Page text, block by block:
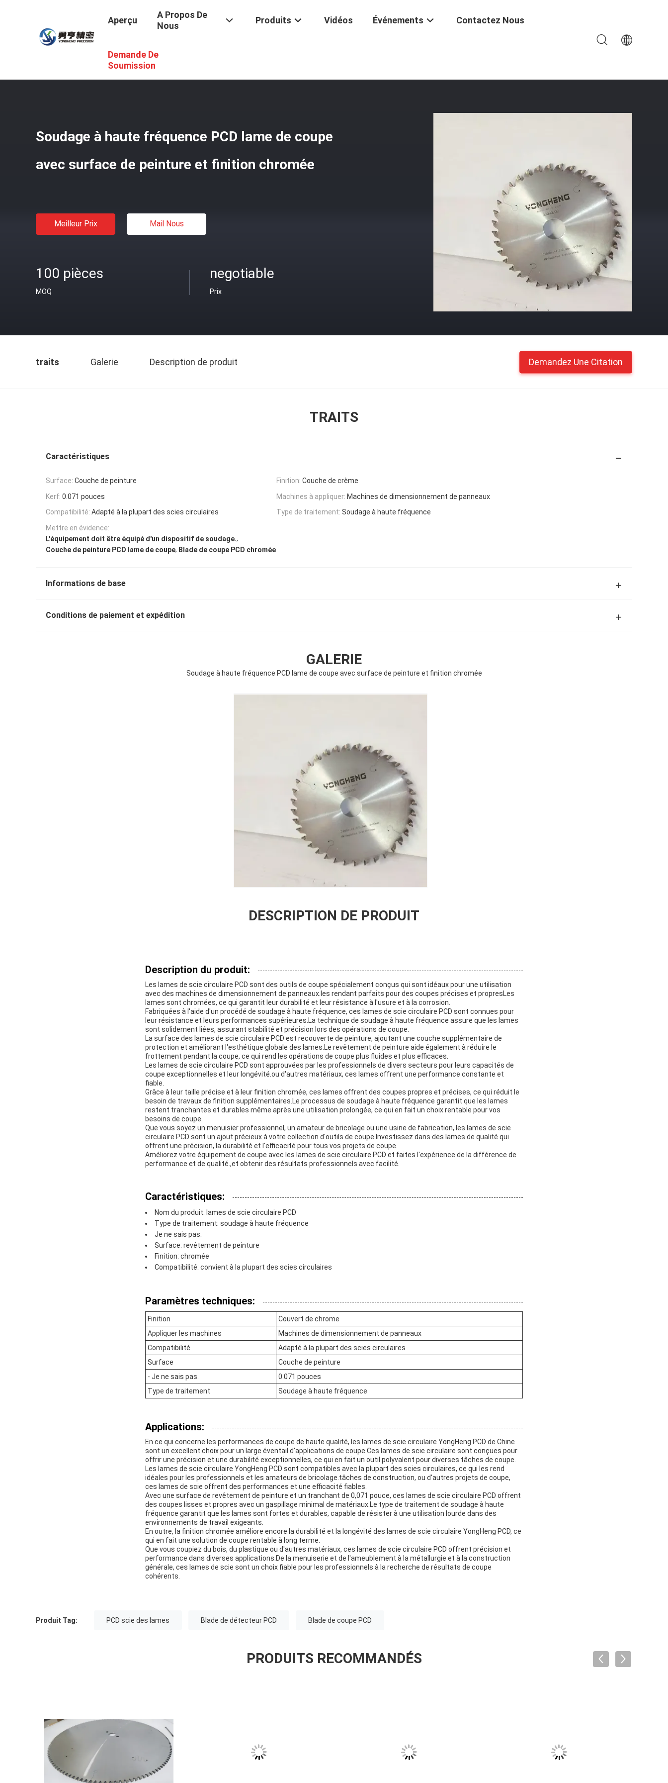
Aperçu
A Propos De
Nous
Produits Vidéos Événements Contactez Nous
Demande De
Soumission
Blades De Scie Circulaire PCD
Soudage à haute fréquence PCD lame de coupe
avec surface de peinture et finition chromée
Meilleur Prix Mail Nous
100 pièces
MOQ
negotiable
Prix
traits Galerie Description de produit Demandez Une Citation
TRAITS
Caractéristiques
Surface: Couche de peinture Finition: Couche de crème
Kerf: 0.071 pouces Machines à appliquer: Machines de dimensionnement de panneaux
Compatibilité: Adapté à la plupart des scies circulaires Type de traitement: Soudage à haute fréquence
Mettre en évidence:
L'équipement doit être équipé d'un dispositif de soudage.,
Couche de peinture PCD lame de coupe, Blade de coupe PCD chromée
Informations de base
Conditions de paiement et expédition
GALERIE
Soudage à haute fréquence PCD lame de coupe avec surface de peinture et finition chromée
DESCRIPTION DE PRODUIT
Description du produit:
Les lames de scie circulaire PCD sont des outils de coupe spécialement conçus qui sont idéaux pour une utilisation
avec des machines de dimensionnement de panneaux.les rendant parfaits pour des coupes précises et propresLes
lames sont chromées, ce qui garantit leur durabilité et leur résistance à l'usure et à la corrosion.
Fabriquées à l'aide d'un procédé de soudage à haute fréquence, ces lames de scie circulaire PCD sont connues pour
leur résistance et leurs performances supérieures.La technique de soudage à haute fréquence assure que les lames
sont solidement liées, assurant stabilité et précision lors des opérations de coupe.
La surface des lames de scie circulaire PCD est recouverte de peinture, ajoutant une couche supplémentaire de
protection et améliorant l'esthétique globale des lames.Le revêtement de peinture aide également à réduire le
frottement pendant la coupe, ce qui rend les opérations de coupe plus fluides et plus efficaces.
Les lames de scie circulaire PCD sont approuvées par les professionnels de divers secteurs pour leurs capacités de
coupe exceptionnelles et leur longévité.ou d'autres matériaux, ces lames offrent une performance constante et
fiable.
Grâce à leur taille précise et à leur finition chromée, ces lames offrent des coupes propres et précises, ce qui réduit le
besoin de travaux de finition supplémentaires.Le processus de soudage à haute fréquence garantit que les lames
restent tranchantes et durables même après une utilisation prolongée, ce qui en fait un choix rentable pour vos
besoins de coupe.
Que vous soyez un menuisier professionnel, un amateur de bricolage ou une usine de fabrication, les lames de scie
circulaire PCD sont un ajout précieux à votre collection d'outils de coupe.Investissez dans des lames de qualité qui
offrent une précision, la durabilité et l'efficacité pour tous vos projets de coupe.
Améliorez votre équipement de coupe avec les lames de scie circulaire PCD et faites l'expérience de la différence de
performance et de qualité.,et obtenir des résultats professionnels avec facilité.
Caractéristiques:
Nom du produit: lames de scie circulaire PCD
Type de traitement: soudage à haute fréquence
Je ne sais pas.
Surface: revêtement de peinture
Finition: chromée
Compatibilité: convient à la plupart des scies circulaires
Paramètres techniques:
Finition
Couvert de chrome
Appliquer les machines
Machines de dimensionnement de panneaux
Compatibilité
Adapté à la plupart des scies circulaires
Surface
Couche de peinture
- Je ne sais pas.
0.071 pouces
Type de traitement
Soudage à haute fréquence
Applications:
En ce qui concerne les performances de coupe de haute qualité, les lames de scie circulaire YongHeng PCD de Chine
sont un excellent choix pour un large éventail d'applications de coupe.Ces lames de scie circulaire sont conçues pour
offrir une précision et une durabilité exceptionnelles, ce qui en fait un outil polyvalent pour diverses tâches de coupe.
Les lames de scie circulaire YongHeng PCD sont compatibles avec la plupart des scies circulaires, ce qui les rend
idéales pour les professionnels et les amateurs de bricolage.tâches de construction, ou d'autres projets de coupe,
ces lames de scie offrent des performances et une efficacité fiables.
Avec une surface de revêtement de peinture et un tranchant de 0,071 pouce, ces lames de scie circulaire PCD offrent
des coupes lisses et propres avec un gaspillage minimal de matériaux.Le type de traitement de soudage à haute
fréquence garantit que les lames sont fortes et durables, capable de résister à une utilisation lourde dans des
environnements de travail exigeants.
En outre, la finition chromée améliore encore la durabilité et la longévité des lames de scie circulaire YongHeng PCD, ce
qui en fait une solution de coupe rentable à long terme.
Que vous coupiez du bois, du plastique ou d'autres matériaux, ces lames de scie circulaire PCD offrent précision et
performance dans diverses applications.De la menuiserie et de l'ameublement à la métallurgie et à la construction
générale, ces lames de scie sont un choix fiable pour les professionnels à la recherche de résultats de coupe
cohérents.
Produit Tag: PCD scie des lames Blade de détecteur PCD Blade de coupe PCD
PRODUITS RECOMMANDÉS